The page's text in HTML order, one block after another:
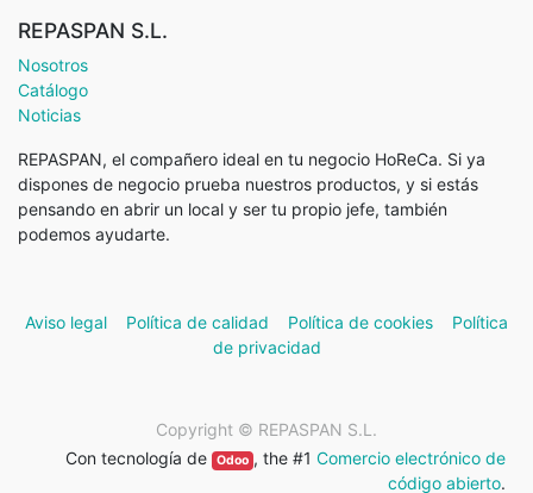
REPASPAN S.L.
Nosotros
Catálogo
Noticias
REPASPAN, el compañero ideal en tu negocio HoReCa. Si ya
dispones de negocio prueba nuestros productos, y si estás
pensando en abrir un local y ser tu propio jefe, también
podemos ayudarte.
Aviso legal Política de calidad Política de cookies
Política
de privacidad
Copyright © REPASPAN S.L.
Con tecnología de
Odoo , the #1 Comercio electrónico de
código abierto.